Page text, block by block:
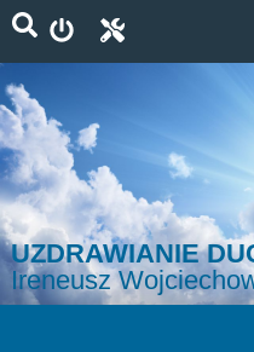
UZDRAWIANIE
Ireneusz